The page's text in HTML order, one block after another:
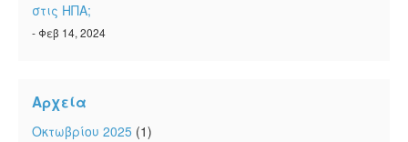
στις ΗΠΑ;
- Φεβ 14, 2024
Αρχεία
Οκτωβρίου 2025 (1)